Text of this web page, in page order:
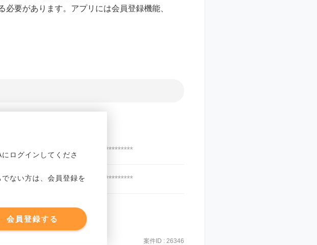
要があります。アプリには会員登録機能、
ログインしてくださ
ない方は、会員登録を
会員登録する
業資産 ********************
負債 ********************
案件ID : 26346